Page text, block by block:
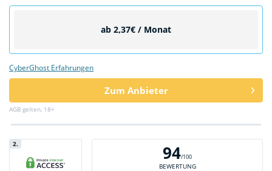
ab 2,37€ / Monat
CyberGhost Erfahrungen
Zum Anbieter
AGB gelten, 18+
2. 94/100
BEWERTUNG